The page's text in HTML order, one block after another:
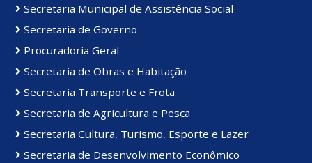
Secretaria Municipal de Assistência Social
Secretaria de Governo
Procuradoria Geral
Secretaria de Obras e Habitação
Secretaria Transporte e Frota
Secretaria de Agricultura e Pesca
Secretaria Cultura, Turismo, Esporte e Lazer
Secretaria de Desenvolvimento Econômico